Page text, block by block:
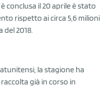
conclusa il 20 aprile è stato
rispetto ai circa 5,6 milioni
del 2018.
la stagione ha
già in corso in